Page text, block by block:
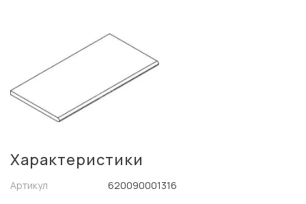
Характеристики
Артикул
620090001316